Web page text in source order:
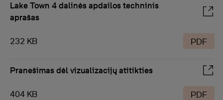
Lake Town 4 dalinės apdailos techninis
aprašas
232 KB PDF
Pranešimas dėl vizualizacijų atitikties
404 KB PDF